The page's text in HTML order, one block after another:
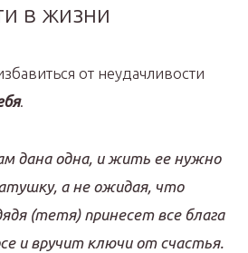
в жизни
от неудачливости
.
дана одна, и жить ее нужно
а не ожидая, что
(тетя) принесет все блага
и вручит ключи от счастья.